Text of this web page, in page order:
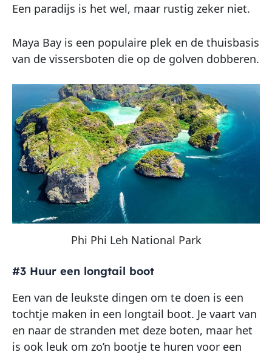
Een paradijs is het wel, maar rustig zeker niet.
Maya Bay is een populaire plek en de thuisbasis
van de vissersboten die op de golven dobberen.
Phi Phi Leh National Park
#3 Huur een longtail boot
Een van de leukste dingen om te doen is een
tochtje maken in een longtail boot. Je vaart van
en naar de stranden met deze boten, maar het
is ook leuk om zo’n bootje te huren voor een